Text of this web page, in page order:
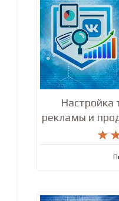
Настройка
рекламы и

